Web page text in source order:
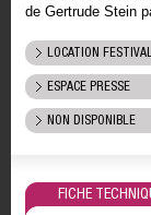
de Gertrude Stein
LOCATION
ESPACE PRESSE
NON DISPONIBLE
FICHE